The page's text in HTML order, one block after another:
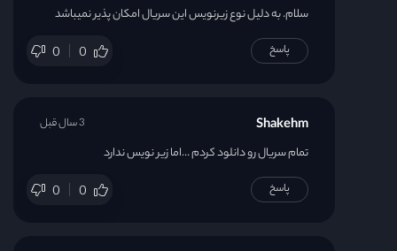
سلام. به دلیل نوع زیرنویس این سریال امکان پذیر نمیباشد
0 0 پاسخ
Shakehm
تمام سریال رو دانلود کردم …اما زیر نویس ندارد
0 0
3 سال قبل
پاسخ